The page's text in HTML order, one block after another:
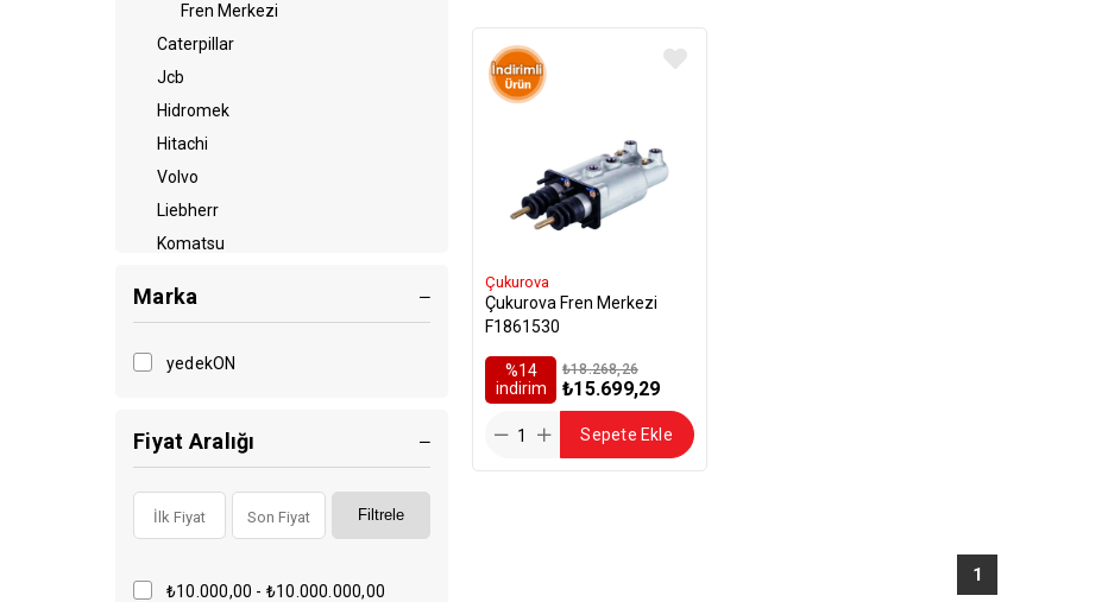
Fren Merkezi
Caterpillar
Jcb
Hidromek
Hitachi
Volvo
Liebherr
Komatsu
Sumitomo
İmalat
Esco
Marka
yedekON
Fiyat Aralığı
Filtrele
₺10.000,00 - ₺10.000.000,00
Çukurova
Çukurova Fren Merkezi
F1861530
%14
i̇ndirim
₺15.699,29
₺18.268,26
Sepete Ekle
1